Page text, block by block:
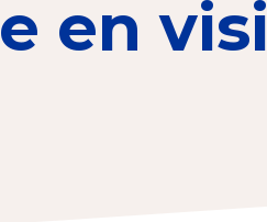
Tarieven CBF-
en